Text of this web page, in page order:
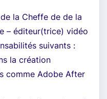
la Cheffe de de la
– éditeur(trice) vidéo
suivants :
la création
comme Adobe After